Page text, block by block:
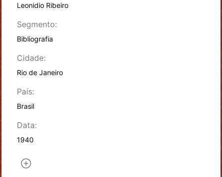
Leonidio Ribeiro
Segmento:
Bibliografia
Cidade:
Rio de Janeiro
País:
Brasil
Data:
1940